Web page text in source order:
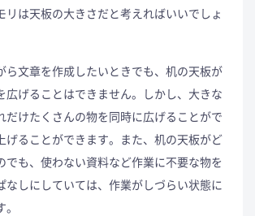
リは天板の大きさだと考えればいいでしょ
ら文章を作成したいときでも、机の天板が
広げることはできません。しかし、大きな
だけたくさんの物を同時に広げることがで
げることができます。また、机の天板がど
でも、使わない資料など作業に不要な物を
なしにしていては、作業がしづらい状態に